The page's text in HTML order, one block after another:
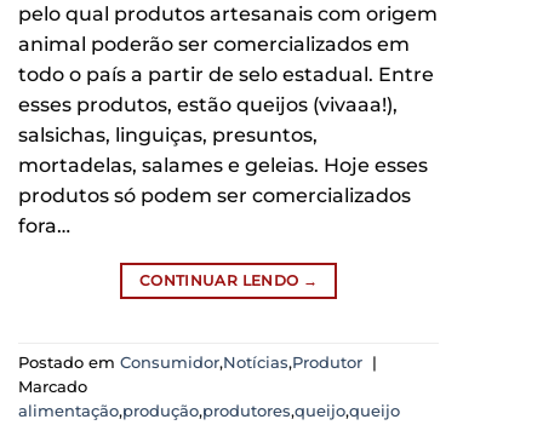
pelo qual produtos artesanais com origem
animal poderão ser comercializados em
todo o país a partir de selo estadual. Entre
esses produtos, estão queijos (vivaaa!),
salsichas, linguiças, presuntos,
mortadelas, salames e geleias. Hoje esses
produtos só podem ser comercializados
fora…
CONTINUAR LENDO →
Postado em Consumidor,Notícias,Produtor |
Marcado
alimentação,produção,produtores,queijo,queijo